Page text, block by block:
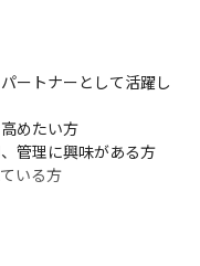
ートナーとして活躍し
めたい方
管理に興味がある方
いる方